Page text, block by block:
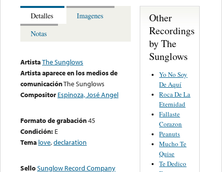
Detalles
Imagenes
Notas
ArtistaThe Sunglows
Artista aparece en los medios de
comunicaciónThe Sunglows
Compositor Espinoza, José Angel
Formato de grabación45
Condición: E
Tema love,declaration
SelloSunglow Record Company
Other
Recordings
by The
Sunglows
Yo No Soy
De Aquí
Roca De La
Eternidad
Fallaste
Corazon
Peanuts
Mucho Te
Quise
Te Dedico